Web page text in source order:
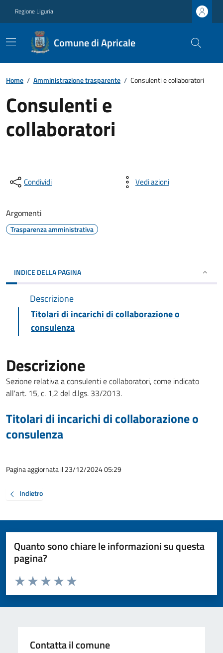
Regione Liguria
Comune di Apricale
Home / Amministrazione trasparente / Consulenti e collaboratori
Consulenti e
collaboratori
Condividi Vedi azioni
Argomenti
Trasparenza amministrativa
INDICE DELLA PAGINA
Descrizione
Titolari di incarichi di collaborazione o
consulenza
Descrizione
Sezione relativa a consulenti e collaboratori, come indicato
all'art. 15, c. 1,2 del d.lgs. 33/2013.
Titolari di incarichi di collaborazione o
consulenza
Pagina aggiornata il 23/12/2024 05:29
Indietro
Quanto sono chiare le informazioni su questa
pagina?
Valuta da 1 a 5 stelle la pagina
Valuta 5 stelle su 5
Valuta 4 stelle su 5
Valuta 3 stelle su 5
Valuta 2 stelle su 5
Valuta 1 stelle su 5
Contatta il comune